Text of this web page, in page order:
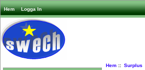
Hem Logga In
Hem:: Surplus